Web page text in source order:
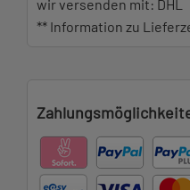
wir versenden mit: DHL
** Information zu